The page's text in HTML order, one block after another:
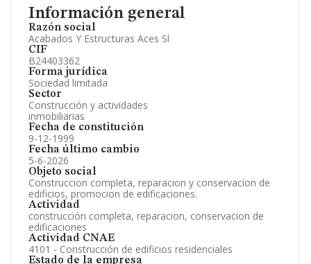
Información general
Razón social
Acabados Y Estructuras Aces Sl
CIF
B24403362
Forma jurídica
Sociedad limitada
Sector
Construcción y actividades
inmobiliarias
Fecha de constitución
9-12-1999
Fecha último cambio
5-6-2026
Objeto social
Construccion completa, reparacion y conservacion de
edificios, promocion de edificaciones.
Actividad
construcción completa, reparacion, conservacion de
edificaciones
Actividad CNAE
4101 - Construcción de edificios residenciales
Estado de la empresa
Información oficial y registral complementaria.